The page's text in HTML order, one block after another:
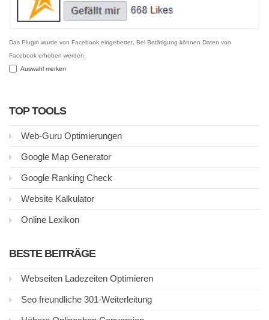
Das Plugin wurde von Facebook eingebettet. Bei Betätigung können Daten von
Facebook erhoben werden.
Auswahl merken
TOP TOOLS
Web-Guru Optimierungen
Google Map Generator
Google Ranking Check
Website Kalkulator
Online Lexikon
BESTE BEITRÄGE
Webseiten Ladezeiten Optimieren
Seo freundliche 301-Weiterleitung